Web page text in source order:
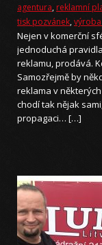
agentura, reklamní
tisk pozvánek,
Nejen v komerční
jednoduchá
reklamu, prodává.
Samozřejmě by
reklama v
chodí tak nějak
propagaci… […]